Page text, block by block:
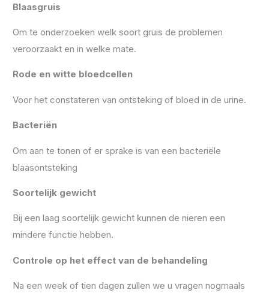
Blaasgruis
Om te onderzoeken welk soort gruis de problemen
veroorzaakt en in welke mate.
Rode en witte bloedcellen
Voor het constateren van ontsteking of bloed in de urine.
Bacteriën
Om aan te tonen of er sprake is van een bacteriële
blaasontsteking
Soortelijk gewicht
Bij een laag soortelijk gewicht kunnen de nieren een
mindere functie hebben.
Controle op het effect van de behandeling
Na een week of tien dagen zullen we u vragen nogmaals